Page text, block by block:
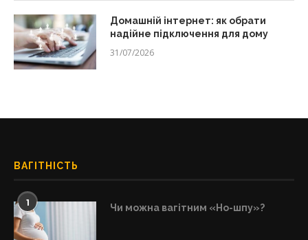
Домашній інтернет: як обрати
надійне підключення для дому
31/07/2026
ВАГІТНІСТЬ
1 Чи можна вагітним «Но-шпу»?